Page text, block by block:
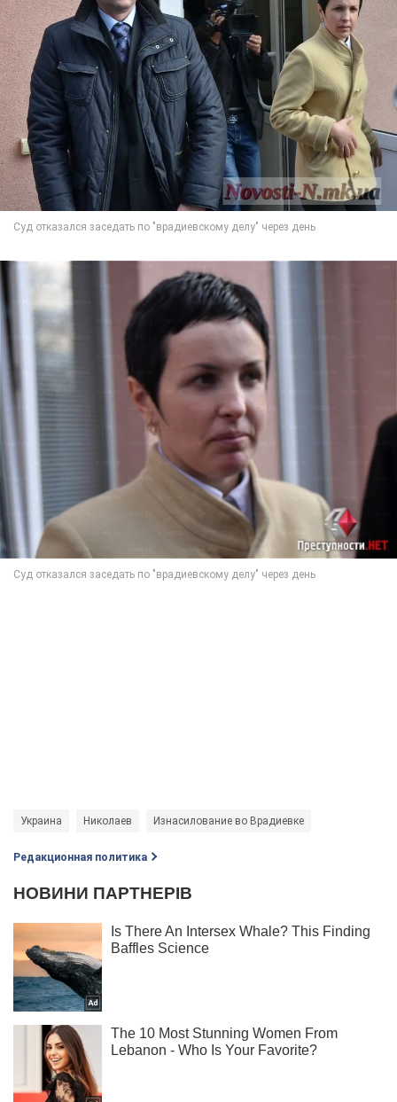
Украина Николаев Изнасилование во Врадиевке
Редакционная политика